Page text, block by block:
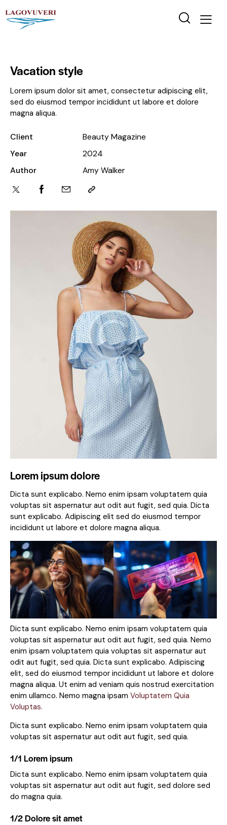
Vacation style
Lorem ipsum dolor sit amet, consectetur adipiscing elit,
sed do eiusmod tempor incididunt ut labore et dolore
magna aliqua.
Client
Beauty Magazine
Year
2024
Author
Amy Walker
Lorem ipsum dolore
Dicta sunt explicabo. Nemo enim ipsam voluptatem quia
voluptas sit aspernatur aut odit aut fugit, sed quia. Dicta
sunt explicabo. Adipiscing elit sed do eiusmod tempor
incididunt ut labore et dolore magna aliqua.
Dicta sunt explicabo. Nemo enim ipsam voluptatem quia
voluptas sit aspernatur aut odit aut fugit, sed quia. Nemo
enim ipsam voluptatem quia voluptas sit aspernatur aut
odit aut fugit, sed quia. Dicta sunt explicabo. Adipiscing
elit, sed do eiusmod tempor incididunt ut labore et dolore
magna aliqua. Ut enim ad veniam quis nostrud exercitation
enim ullamco. Nemo magna ipsam Voluptatem Quia
Voluptas.
Dicta sunt explicabo. Nemo enim ipsam voluptatem quia
voluptas sit aspernatur aut odit aut fugit, sed quia.
1/1 Lorem ipsum
Dicta sunt explicabo. Nemo enim ipsam voluptatem quia
voluptas sit aspernatur aut odit aut fugit, sed dolore sed
do magna quia.
1/2 Dolore sit amet